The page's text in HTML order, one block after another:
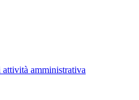
attività amministrativa